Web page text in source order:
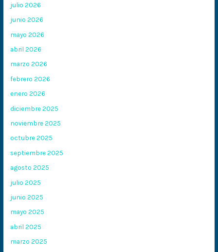
julio 2026
junio 2026
mayo 2026
abril 2026
marzo 2026
febrero 2026
enero 2026
diciembre 2025
noviembre 2025
octubre 2025
septiembre 2025
agosto 2025
julio 2025
junio 2025
mayo 2025
abril 2025
marzo 2025